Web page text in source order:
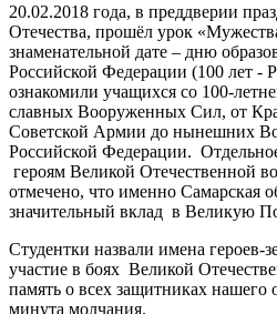
20.02.2018 года, в преддверии
Отечества, прошёл урок
знаменательной дате – дню
Российской Федерации (100 лет -
ознакомили учащихся со 100-
славных Вооруженных Сил, от
Советской Армии до нынешних
Российской Федерации.
героям Великой Отечественной
отмечено, что именно Самарская
значительный вклад в Великую
Студентки назвали имена
участие в боях Великой
память о всех защитниках нашего
минута молчания.